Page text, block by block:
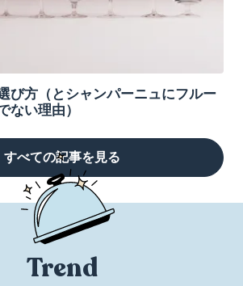
び方（とシャンパーニュにフルー
ない理由）
すべての記事を見る
Trend